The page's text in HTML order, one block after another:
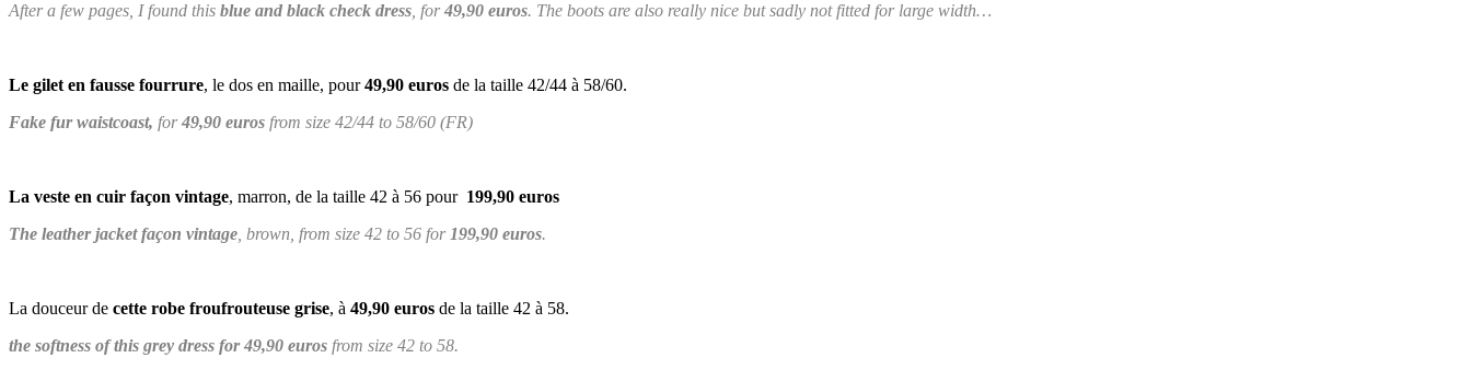
After a few pages, I found this blue and black check dress , for49,90 euros. The boots are also really nice but sadly not fitted for large width…
Le gilet en fausse fourrure, le dos en maille, pour49,90 euros de la taille 42/44 à 58/60.
Fake fur waistcoast, for49,90 euros from size 42/44 to 58/60 (FR)
La veste en cuir façon vintage, marron, de la taille 42 à 56 pour 199,90 euros
The leather jacket façon vintage , brown, from size 42 to 56 for 199,90 euros.
La douceur de cette robe froufrouteuse grise, à 49,90 euros de la taille 42 à 58.
the softness of this grey dress for 49,90 euros from size 42 to 58.